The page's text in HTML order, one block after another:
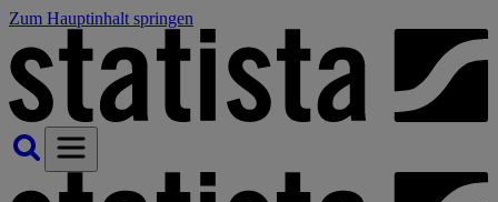
Zum Hauptinhalt springen